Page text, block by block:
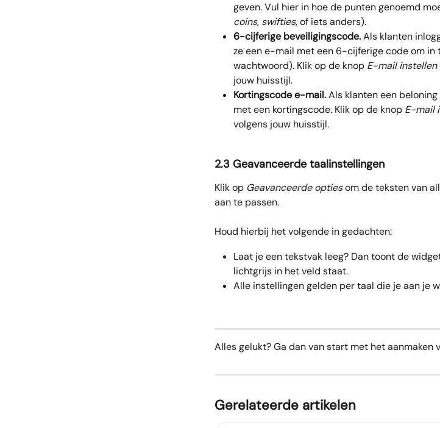
geven. Vul hier in hoe de punten genoemd
coins, swifties, of iets anders).
6-cijferige beveiligingscode. Als klanten
ze een e-mail met een 6-cijferige code om in
wachtwoord). Klik op de knop E-mail instellen
jouw huisstijl.
Kortingscode e-mail. Als klanten een
met een kortingscode. Klik op de knop E-mail
volgens jouw huisstijl.
2.3 Geavanceerde taalinstellingen
Klik op Geavanceerde opties om de teksten van
aan te passen.
Houd hierbij het volgende in gedachten:
Laat je een tekstvak leeg? Dan toont de
lichtgrijs in het veld staat.
Alle instellingen gelden per taal die je aan je
Alles gelukt? Ga dan van start met het aanmaken
Gerelateerde artikelen